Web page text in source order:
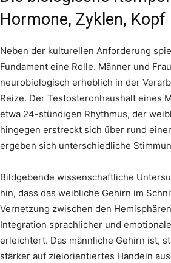
Hormone, Zyklen, Kopf
Neben der kulturellen Anforderung
Fundament eine Rolle. Männer und
neurobiologisch erheblich in der
Reize. Der Testosteronhaushalt eines
etwa 24-stündigen Rhythmus, der
hingegen erstreckt sich über rund
ergeben sich unterschiedliche
Bildgebende wissenschaftliche
hin, dass das weibliche Gehirn im
Vernetzung zwischen den
Integration sprachlicher und
erleichtert. Das männliche Gehirn ist,
stärker auf zielorientiertes Handeln